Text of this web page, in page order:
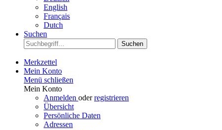
English
Français
Dutch
Suchen
Suchen
Merkzettel
Mein Konto
Menü schließen
Mein Konto
Anmelden oderregistrieren
Übersicht
Persönliche Daten
Adressen